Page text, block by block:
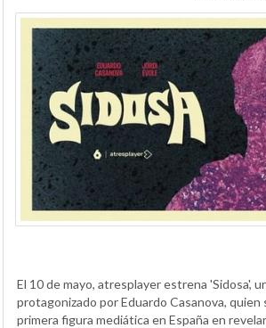
El 10 de mayo, atresplayer estrena 'Sidosa',
protagonizado por Eduardo Casanova, quien
primera figura mediática en España en